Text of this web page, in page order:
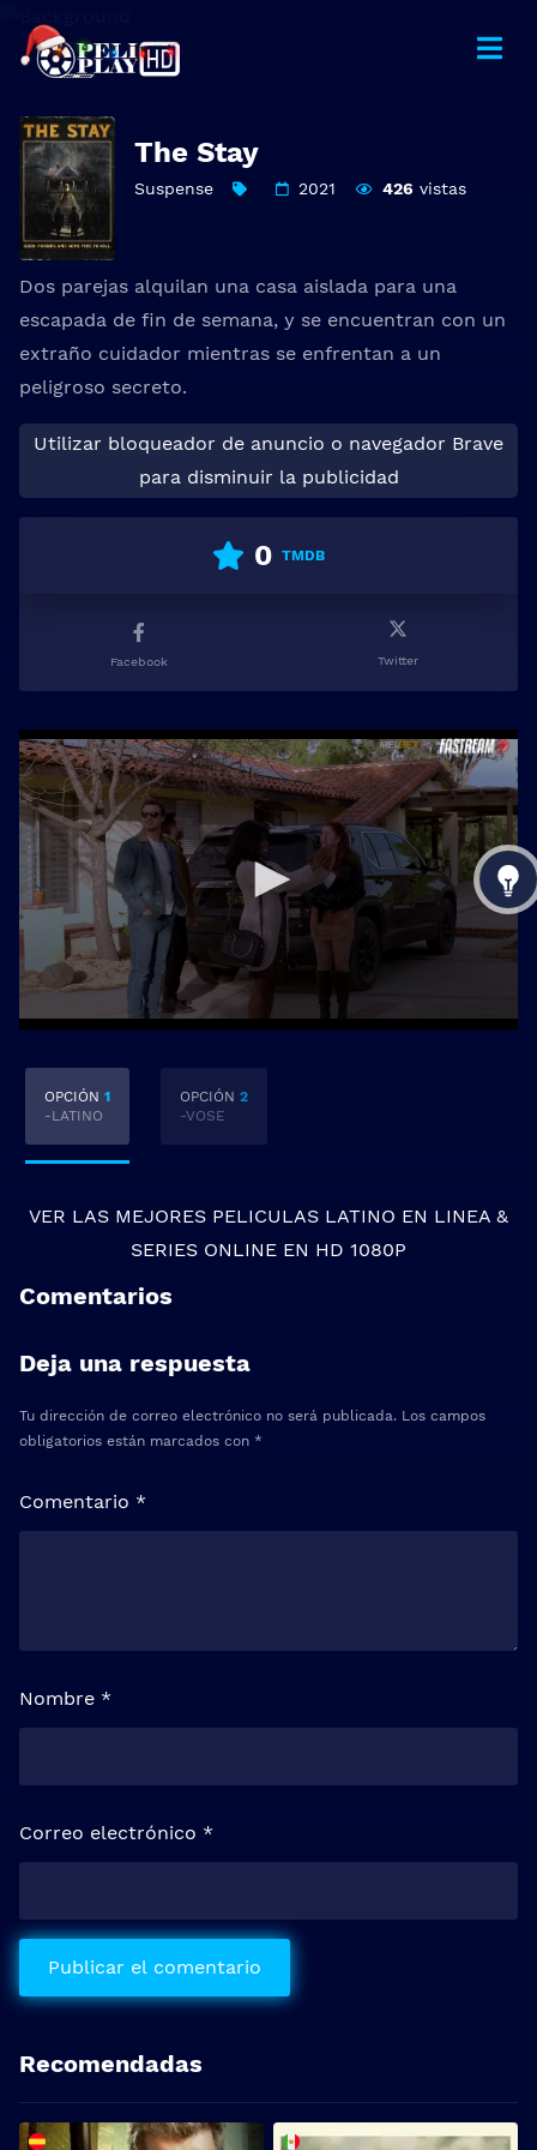
The Stay
Suspense 2021 426 vistas
Dos parejas alquilan una casa aislada para una
escapada de fin de semana, y se encuentran con un
extraño cuidador mientras se enfrentan a un
peligroso secreto.
Utilizar bloqueador de anuncio o navegador Brave
para disminuir la publicidad
0 TMDB
Facebook Twitter
OPCIÓN 1
-LATINO
OPCIÓN 2
-VOSE
VER LAS MEJORES PELICULAS LATINO EN LINEA &
SERIES ONLINE EN HD 1080P
Comentarios
Deja una respuesta
Tu dirección de correo electrónico no será publicada. Los campos
obligatorios están marcados con *
Comentario *
Nombre *
Correo electrónico *
Recomendadas